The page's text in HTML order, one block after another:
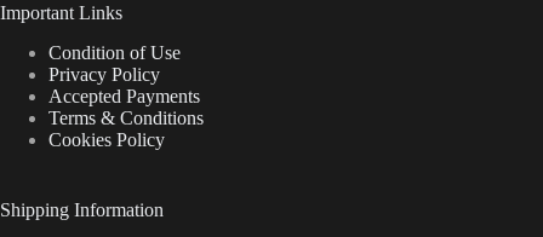
Important Links
Condition of Use
Privacy Policy
Accepted Payments
Terms & Conditions
Cookies Policy
Shipping Information